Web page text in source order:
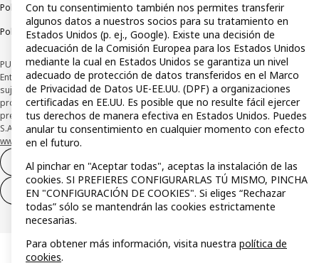
Política de privacidadPolítica de cookiesTérminos y condiciones
Política de divulgación responsable
PUBLICIDAD: *Financiación a través de la tarjeta IKEA VISA emitida por la
Entidad de Pago híbrida CaixaBank Payments & Consumer, E.F.C., E.P., S.A.U., y
sujeta a su organización. La entidad ha escogido como sistema de
protección de los fondos recibidos de usuarios de servicios de pago que
presta su depósito en una cuenta bancaria separada abierta en CaixaBank,
S.A. Conoce más acerca de las formas de pago de tu tarjeta aquí:
www.caixabankpc.com/es/productos
Desistimiento del contrato
Desistimiento de solo servicios
Con tu consentimiento también nos permites transferir
algunos datos a nuestros socios para su tratamiento en
Estados Unidos (p. ej., Google). Existe una decisión de
adecuación de la Comisión Europea para los Estados Unidos
mediante la cual en Estados Unidos se garantiza un nivel
adecuado de protección de datos transferidos en el Marco
de Privacidad de Datos UE-EE.UU. (DPF) a organizaciones
certificadas en EE.UU. Es posible que no resulte fácil ejercer
tus derechos de manera efectiva en Estados Unidos. Puedes
anular tu consentimiento en cualquier momento con efecto
en el futuro.
Al pinchar en "Aceptar todas", aceptas la instalación de las
cookies. SI PREFIERES CONFIGURARLAS TÚ MISMO, PINCHA
EN "CONFIGURACIÓN DE COOKIES". Si eliges “Rechazar
todas” sólo se mantendrán las cookies estrictamente
necesarias.
Para obtener más información, visita nuestra política de
cookies.